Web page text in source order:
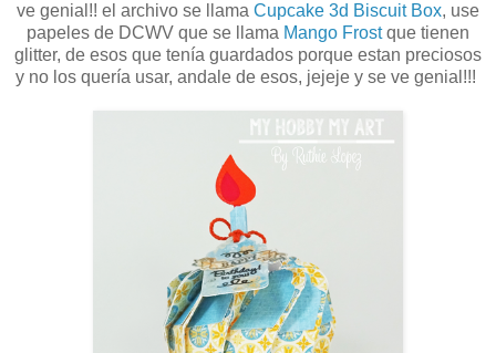
ve genial!! el archivo se llama Cupcake 3d Biscuit Box, use
papeles de DCWV que se llama Mango Frostque tienen
glitter, de esos que tenía guardados porque estan preciosos
y no los quería usar, andale de esos, jejeje y se ve genial!!!